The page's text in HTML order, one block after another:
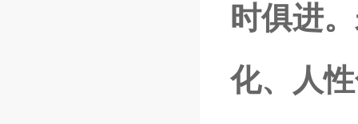
时俱进
化、人